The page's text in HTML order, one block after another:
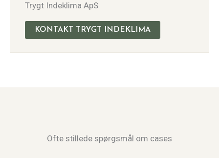
Trygt Indeklima ApS
KONTAKT TRYGT INDEKLIMA
Ofte stillede spørgsmål om cases